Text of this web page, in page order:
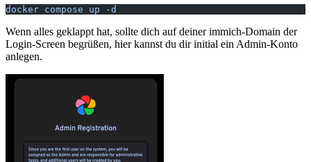
docker compose up -d
Wenn alles geklappt hat, sollte dich auf deiner immich-Domain der
Login-Screen begrüßen, hier kannst du dir initial ein Admin-Konto
anlegen.